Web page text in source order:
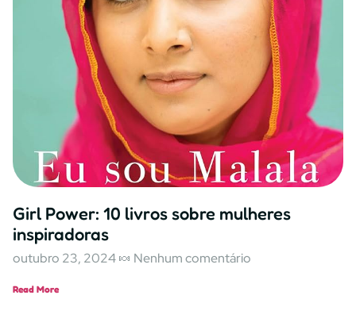
Girl Power: 10 livros sobre mulheres
inspiradoras
outubro 23, 2024 Nenhum comentário
Read More